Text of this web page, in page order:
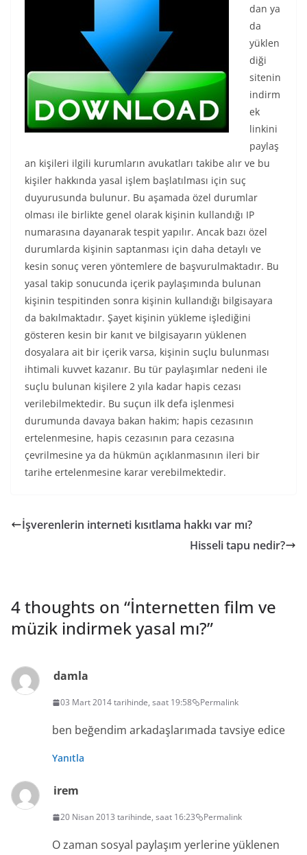
dan ya
da
yüklen
diği
sitenin
indirm
ek
linkini
paylaş
an kişileri ilgili kurumların avukatları takibe alır ve bu
kişiler hakkında yasal işlem başlatılması için suç
duyurusunda bulunur. Bu aşamada özel durumlar
olması ile birlikte genel olarak kişinin kullandığı IP
numarasına dayanarak tespit yapılır. Ancak bazı özel
durumlarda kişinin saptanması için daha detaylı ve
kesin sonuç veren yöntemlere de başvurulmaktadır. Bu
yasal takip sonucunda içerik paylaşımında bulunan
kişinin tespitinden sonra kişinin kullandığı bilgisayara
da bakılmaktadır. Şayet kişinin yükleme işlediğini
gösteren kesin bir kanıt ve bilgisayarın yüklenen
dosyalara ait bir içerik varsa, kişinin suçlu bulunması
ihtimali kuvvet kazanır. Bu tür paylaşımlar nedeni ile
suçlu bulunan kişilere 2 yıla kadar hapis cezası
verilebilmektedir. Bu suçun ilk defa işlenmesi
durumunda davaya bakan hakim; hapis cezasının
ertelenmesine, hapis cezasının para cezasına
çevrilmesine ya da hükmün açıklanmasının ileri bir
tarihe ertelenmesine karar verebilmektedir.
İşverenlerin interneti kısıtlama hakkı var mı?
Hisseli tapu nedir?
4 thoughts on “İnternetten film ve
müzik indirmek yasal mı?”
damla
03 Mart 2014 tarihinde, saat 19:58 Permalink
ben beğendim arkadaşlarımada tavsiye edice
Yanıtla
irem
20 Nisan 2013 tarihinde, saat 16:23 Permalink
O zaman sosyal paylaşım yerlerine yüklenen